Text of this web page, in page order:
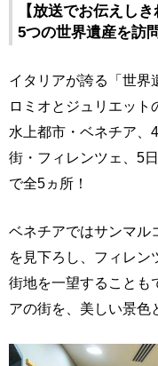
【放送でお伝えし
5つの世界遺産を訪
イタリアが誇る「世界
ロミオとジュリエット
水上都市・ベネチア、
街・フィレンツェ、5
で全5ヵ所！
ベネチアではサンマル
を見下ろし、フィレン
街地を一望することも
アの街を、美しい景色